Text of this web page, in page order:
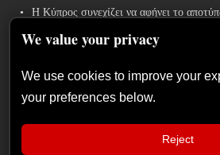
Η Κύπρος συνεχίζει να αφήνει το
We value your privacy
We use cookies to improve your
your preferences below.
Reject